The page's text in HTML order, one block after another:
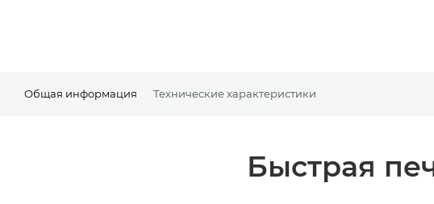
Общая информация Технические характеристики
Быстрая